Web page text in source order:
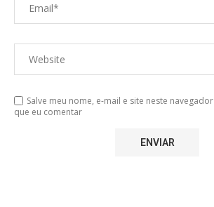
Salve meu nome, e-mail e site neste
que eu comentar